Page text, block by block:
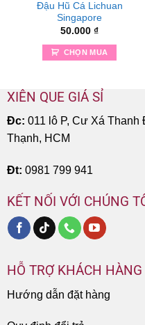
Đậu Hũ Cá Lichuan
Singapore
50.000 ₫
CHỌN MUA
XIÊN QUE GIÁ SỈ
Đc: 011 lô P, Cư Xá
Thạnh, HCM
Đt: 0981 799 941
KẾT NỐI VỚI CHÚNG
HỖ TRỢ KHÁCH HÀNG
Hướng dẫn đặt hàng